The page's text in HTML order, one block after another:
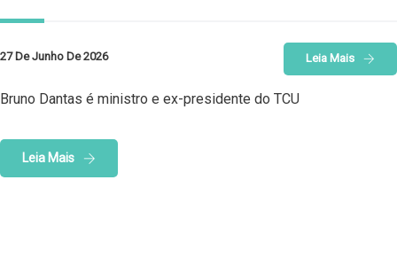
27 De Junho De 2026 Leia Mais
Bruno Dantas é ministro e ex-presidente do TCU
Leia Mais